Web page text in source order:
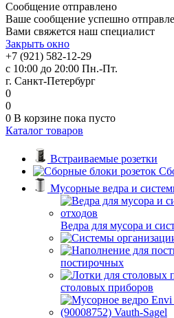
Сообщение отправлено
Ваше сообщение успешно
Вами свяжется наш специалист
Закрыть окно
+7 (921) 582-12-29
с 10:00 до 20:00 Пн.-Пт.
г. Санкт-Петербург
0
0
0 В корзине пока пусто
Каталог товаров
Встраиваемые розетки
Мусорные ведра и
Ведра для мусора и
постирочных
столовых приборов